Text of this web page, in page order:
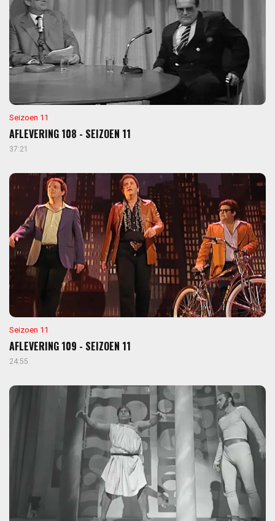
Seizoen 11
AFLEVERING 108 - SEIZOEN 11
37:21
Seizoen 11
AFLEVERING 109 - SEIZOEN 11
24:55